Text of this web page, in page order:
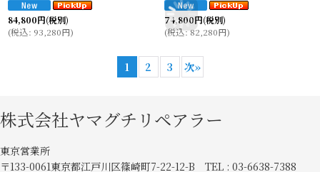
84,800円(税別)
(税込: 93,280円)
74,800円(税別)
(税込:82,280円)
1 2 3 次»
株式会社ヤマグチリペアラー
東京営業所
〒133-0061東京都江戸川区篠崎町7-22-12-B TEL : 03-6638-7388